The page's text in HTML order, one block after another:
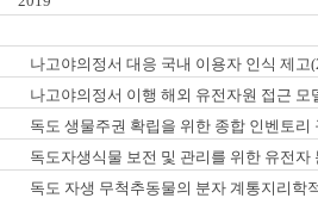
나고야의정서 대응 국내 이용자 인식 제고
나고야의정서 이행 해외 유전자원 접근 모
독도 생물주권 확립을 위한 종합 인벤토리
독도자생식물 보전 및 관리를 위한 유전자
독도 자생 무척추동물의 분자 계통지리학